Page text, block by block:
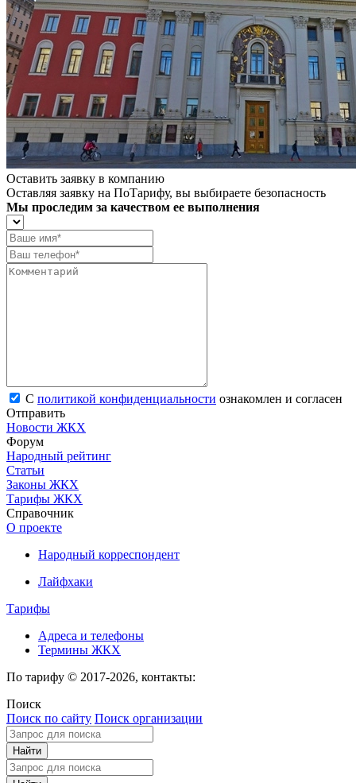
Оставить заявку в компанию
Оставляя заявку на ПоТарифу, вы выбираете безопасность
Мы проследим за качеством ее выполнения
С политикой конфиденциальности ознакомлен и согласен
Отправить
Новости ЖКХ
Форум
Народный рейтинг
Статьи
Законы ЖКХ
Тарифы ЖКХ
Справочник
О проекте
Народный корреспондент
Лайфхаки
Тарифы
Адреса и телефоны
Термины ЖКХ
По тарифу © 2017-2026, контакты:
Поиск
Поиск по сайту Поиск организации